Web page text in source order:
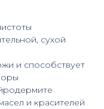
сухой
и способствует
и красителей